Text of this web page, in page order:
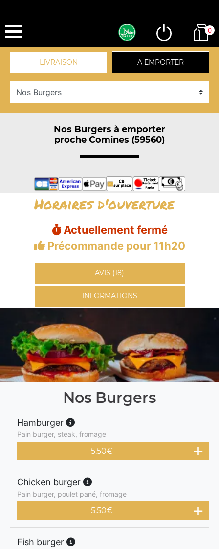
0
LIVRAISON A EMPORTER
Nos Burgers à emporter
proche Comines (59560)
Horaires d'ouverture
Actuellement fermé
Précommande pour 11h20
AVIS (18)
INFORMATIONS
Nos Burgers
Hamburger
Pain burger, steak, fromage
5.50€
Chicken burger
Pain burger, poulet pané, fromage
5.50€
Fish burger